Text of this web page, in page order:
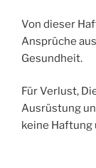
Von dieser
Ansprüche
Gesundheit.
Für Verlust,
Ausrüstung
keine